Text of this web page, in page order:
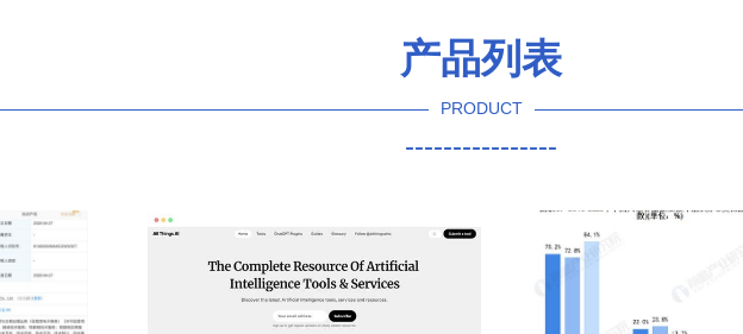
产品列表
PRODUCT
----------------